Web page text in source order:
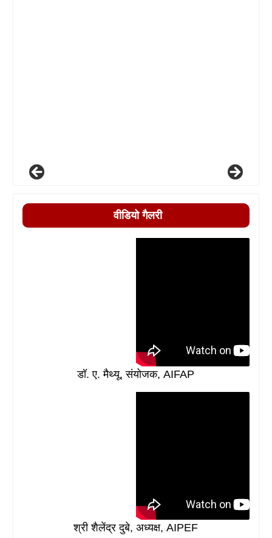
वीडियो गैलरी
डॉ. ए. मैथ्यू, संयोजक, AIFAP
श्री शैलेंद्र दुबे, अध्यक्ष, AIPEF